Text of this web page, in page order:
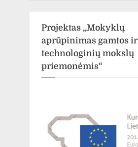
Projektas ,,Mokyklų
aprūpinimas gamtos ir
technologinių mokslų
priemonėmis“